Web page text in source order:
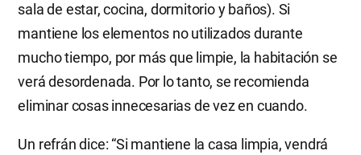
sala de estar, cocina, dormitorio y baños). Si
mantiene los elementos no utilizados durante
mucho tiempo, por más que limpie, la habitación se
verá desordenada. Por lo tanto, se recomienda
eliminar cosas innecesarias de vez en cuando.
Un refrán dice: “Si mantiene la casa limpia, vendrá